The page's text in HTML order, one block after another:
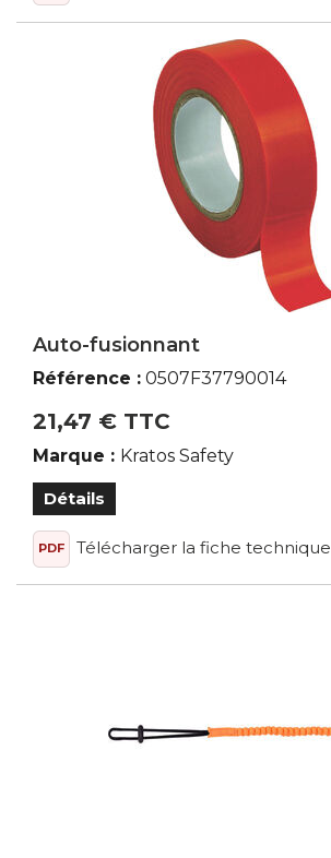
Auto-fusionnant
Référence : 0507F37790014
21,47 € TTC
Marque : Kratos Safety
Détails
PDF Télécharger la fiche technique